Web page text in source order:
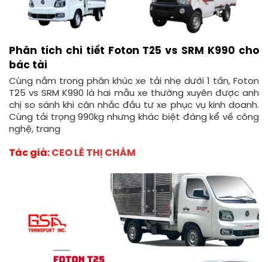
Phân tích chi tiết Foton T25 vs SRM K990 cho
bác tài
Cùng nằm trong phân khúc xe tải nhẹ dưới 1 tấn, Foton
T25 vs SRM K990 là hai mẫu xe thường xuyên được anh
chị so sánh khi cân nhắc đầu tư xe phục vụ kinh doanh.
Cùng tải trọng 990kg nhưng khác biệt đáng kể về công
nghệ, trang
Tác giả: CEO LÊ THỊ CHÂM